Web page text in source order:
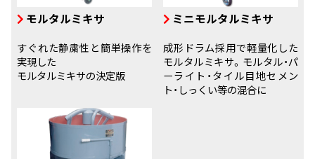
モルタルミキサ
すぐれた静粛性と簡単操作を
実現した
モルタルミキサの決定版
ミニモルタルミキサ
成形ドラム採用で軽量化した
モルタルミキサ。モルタル・パ
ーライト・タイル目地セメン
ト・しっくい等の混合に